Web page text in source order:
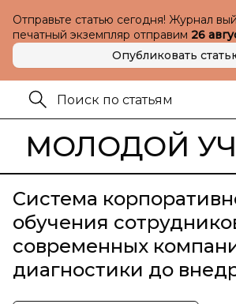
Отправьте статью сегодня! Журнал
печатный экземпляр отправим 26
Опубликовать
МОЛОДОЙ
Система
обучения
современных
диагностики до